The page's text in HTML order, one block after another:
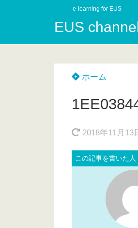
e-learning for EUS
EUS
ホーム
2018年11月13